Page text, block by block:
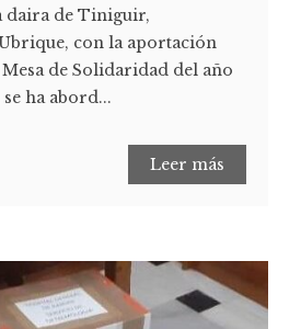
daira de Tiniguir,
con la aportación
de Solidaridad del año
ha abord...
Leer más